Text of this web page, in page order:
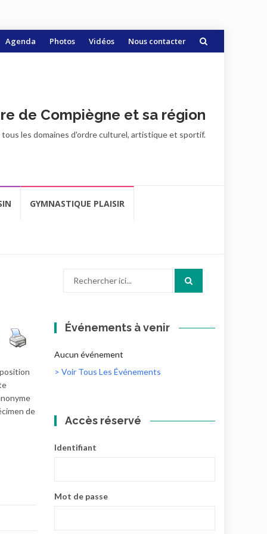
Agenda Photos Vidéos Nous contacter
de Compiègne et sa région
tous les domaines d'ordre culturel, artistique et sportif.
GYMNASTIQUE PLAISIR
de
Événements à venir
Aucun événement
> Voir Tous Les Événements
Accès réservé
Identifiant
Mot de passe